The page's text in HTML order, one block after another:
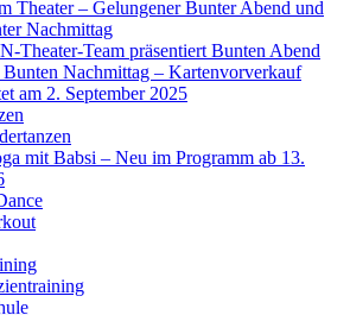
Theater – Gelungener Bunter Abend und
Nachmittag
Theater-Team präsentiert Bunten Abend
Bunten Nachmittag – Kartenvorverkauf
am 2. September 2025
mit Babsi – Neu im Programm ab 13.